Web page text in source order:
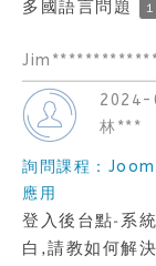
多國語言問題
林***
詢問課程：
應用
登入後台點-系
白,請教如何解決